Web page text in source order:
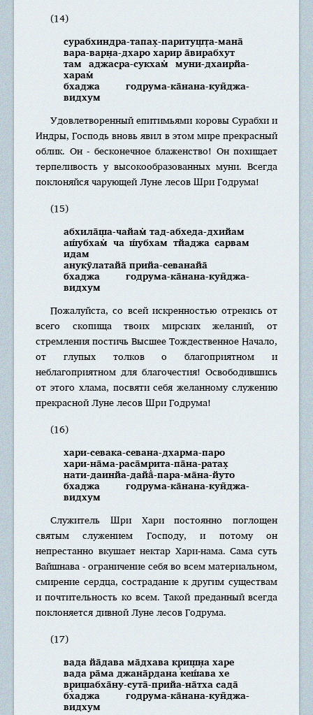
(14)
сурабхиндра-тапах̣-паритуш̣т̣а-мана̄
вара-варн̣а-дхаро харир а̄вирабхут
там аджасра-сукхам̇ муни-дхаирйа-
харам̇
бхаджа годрума-ка̄нана-кун̃джа-
видхум
Удовлетворенный епитимьями коровы Сурабхи и
Индры, Господь вновь явил в этом мире прекрасный
облик. Он - бесконечное блаженство! Он похищает
терпеливость у высокообразованных муни. Всегда
поклоняйся чарующей Луне лесов Шри Годрума!
(15)
абхила̄ш̣а-чайам̇ тад-абхеда-дхийам
аш́убхам̇ ча ш́убхам тйаджа сарвам
идам
анукӯлатайа̄ прийа-севанайа̄
бхаджа годрума-ка̄нана-кун̃джа-
видхум
Пожалуйста, со всей искренностью отрекись от
всего скопища твоих мирских желаний, от
стремления постичь Высшее Тождественное Начало,
от глупых толков о благоприятном и
неблагоприятном для благочестия! Освободившись
от этого хлама, посвяти себя желанному служению
прекрасной Луне лесов Шри Годрума!
(16)
хари-севака-севана-дхарма-паро
хари-на̄ма-раса̄мр̣ита-па̄на-ратах̣
нати-даинйа-дайа̄-пара-ма̄на-йуто
бхаджа годрума-ка̄нана-кун̃джа-
видхум
Служитель Шри Хари постоянно поглощен
святым служением Господу, и потому он
непрестанно вкушает нектар Хари-нама. Сама суть
Вайшнава - ограничение себя во всем материальном,
смирение сердца, сострадание к другим существам
и почтительность ко всем. Такой преданный всегда
поклоняется дивной Луне лесов Годрума.
(17)
вада йа̄дава ма̄дхава кр̣иш̣н̣а харе
вада ра̄ма джана̄рдана кеш́ава хе
вр̣иш̣абха̄ну-сута̄-прийа-на̄тха сада̄
бхаджа годрума-ка̄нана-кун̃джа-
видхум